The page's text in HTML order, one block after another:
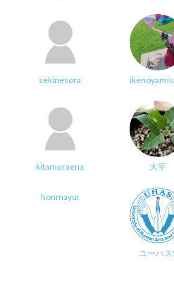
sekinesora
kitamuraena 大平
honmayui
ユーハス